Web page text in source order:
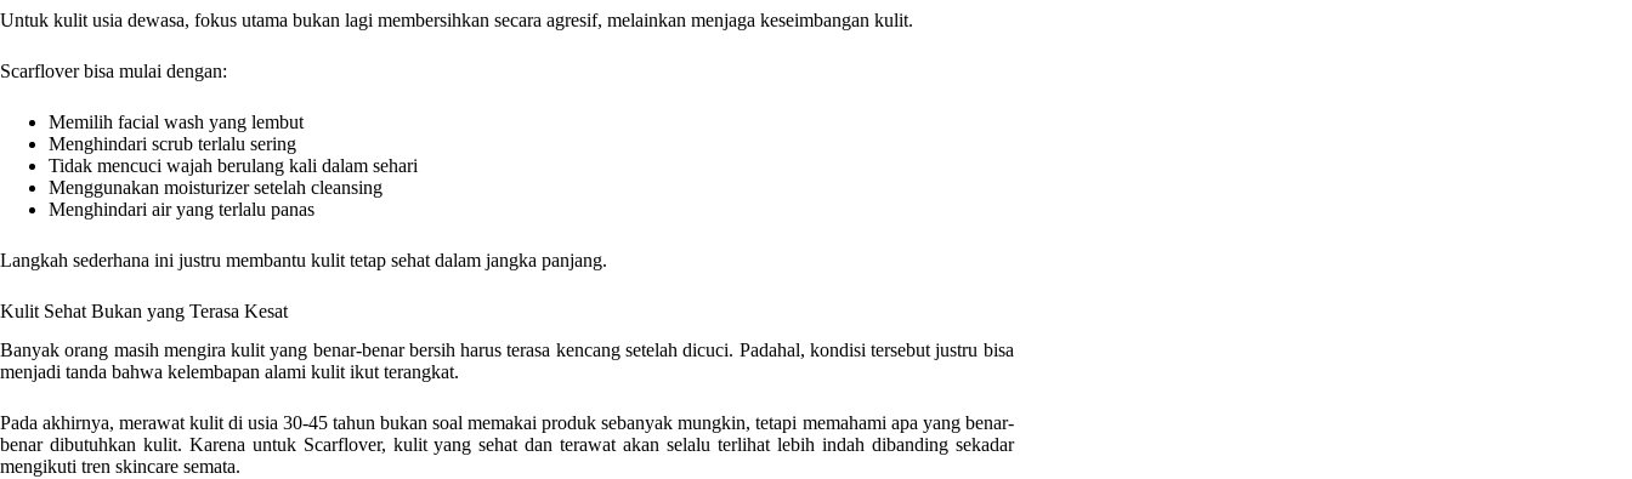
Untuk kulit usia dewasa, fokus utama bukan lagi membersihkan secara agresif, melainkan menjaga keseimbangan kulit.
Scarflover bisa mulai dengan:
Memilih facial wash yang lembut
Menghindari scrub terlalu sering
Tidak mencuci wajah berulang kali dalam sehari
Menggunakan moisturizer setelah cleansing
Menghindari air yang terlalu panas
Langkah sederhana ini justru membantu kulit tetap sehat dalam jangka panjang.
Kulit Sehat Bukan yang Terasa Kesat
Banyak orang masih mengira kulit yang benar-benar bersih harus terasa kencang setelah dicuci. Padahal, kondisi tersebut justru bisa
menjadi tanda bahwa kelembapan alami kulit ikut terangkat.
Pada akhirnya, merawat kulit di usia 30-45 tahun bukan soal memakai produk sebanyak mungkin, tetapi memahami apa yang benar-
benar dibutuhkan kulit. Karena untuk Scarflover, kulit yang sehat dan terawat akan selalu terlihat lebih indah dibanding sekadar
mengikuti tren skincare semata.